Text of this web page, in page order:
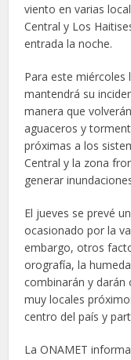
viento en varias
Central y Los
entrada la noche.
Para este miércoles
mantendrá su
manera que
aguaceros y
próximas a los
Central y la zona
generar
El jueves se prevé
ocasionado por la
embargo, otros
orografía, la
combinarán y
muy locales
centro del país y
La ONAMET